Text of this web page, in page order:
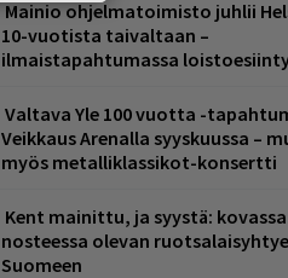
Mainio ohjelmatoimisto juhlii
10-vuotista taivaltaan –
ilmaistapahtumassa
Valtava Yle 100 vuotta -
Veikkaus Arenalla syyskuussa –
myös metalliklassikot-konsertti
Kent mainittu, ja syystä: kovassa
nosteessa olevan
Suomeen